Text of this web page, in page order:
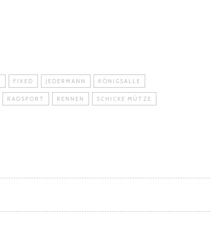
FIXED JEDERMANN KÖNIGSALLE
RADSPORT RENNEN SCHICKE MÜTZE